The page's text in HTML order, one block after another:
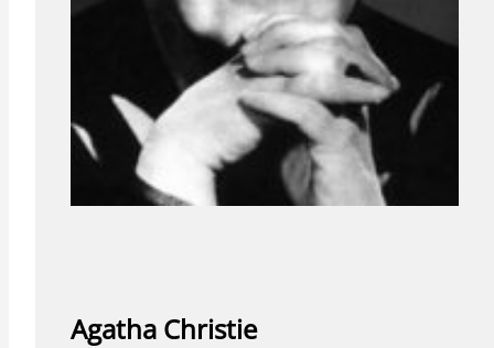
Agatha Christie